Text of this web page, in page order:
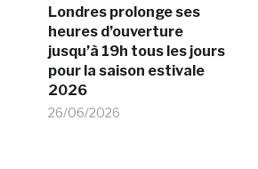
Londres prolonge ses
heures d’ouverture
jusqu’à 19h tous les jours
pour la saison estivale
2026
26/06/2026